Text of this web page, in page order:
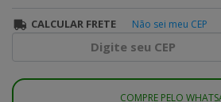
CALCULAR FRETE Não sei meu CEP
COMPRE PELO